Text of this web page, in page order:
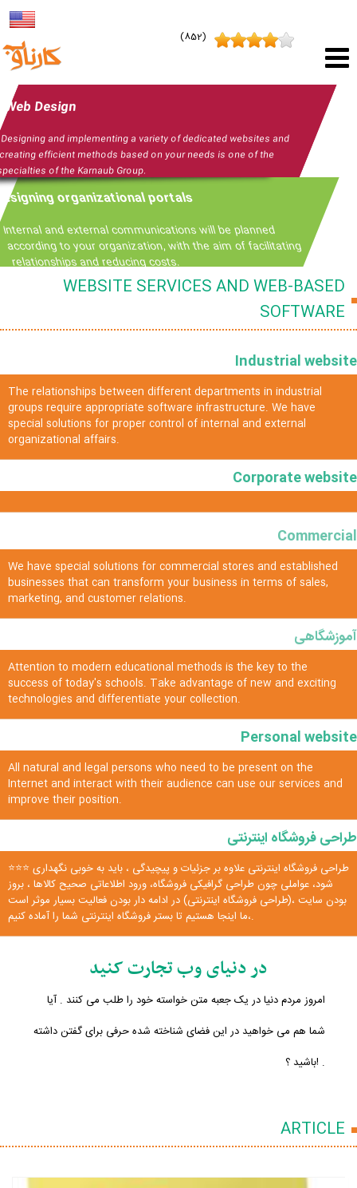
(852)
Web Design
Designing and implementing a variety of dedicated websites and
efficient methods based on your needs is one of the
of the Karnaub Group.
organizational portals
Internal and external communications will be planned
according to your organization, with the aim of facilitating
relationships and reducing costs.
WEBSITE SERVICES AND WEB-BASED
SOFTWARE
Industrial website
The relationships between different departments in industrial
groups require appropriate software infrastructure. We have
special solutions for proper control of internal and external
organizational affairs.
Corporate website
Commercial
We have special solutions for commercial stores and established
businesses that can transform your business in terms of sales,
marketing, and customer relations.
آموزشگاهی
Attention to modern educational methods is the key to the
success of today's schools. Take advantage of new and exciting
technologies and differentiate your collection.
Personal website
All natural and legal persons who need to be present on the
Internet and interact with their audience can use our services and
improve their position.
طراحی فروشگاه اینترنتی
⭐⭐⭐ طراحی فروشگاه اینترنتی علاوه بر جزئیات و پیچیدگی ، باید به خوبی نگهداری
شود، عواملی چون طراحی گرافیکی فروشگاه، ورود اطلاعاتی صحیح کالاها ، بروز
بودن سایت ،(طراحی فروشگاه اینترنتی) در ادامه دار بودن فعالیت بسیار موثر است
،ما اینجا هستیم تا بستر فروشگاه اینترنتی شما را آماده کنیم.
در دنیای وب تجارت کنید
امروز مردم دنیا در یک جعبه متن خواسته خود را طلب می کنند . آیا
شما هم می خواهید در این فضای شناخته شده حرفی برای گفتن داشته
باشید ؟! .
ARTICLE